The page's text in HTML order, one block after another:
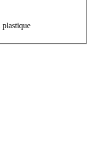
plastique